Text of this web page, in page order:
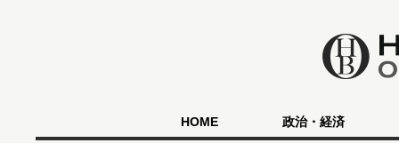
HOME 政治・経済